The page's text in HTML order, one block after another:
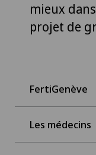
mieux
projet de
FertiGenève
Les médecins